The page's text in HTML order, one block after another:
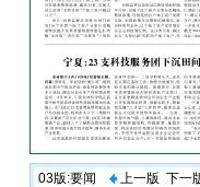
03版:要闻 上一版 下一